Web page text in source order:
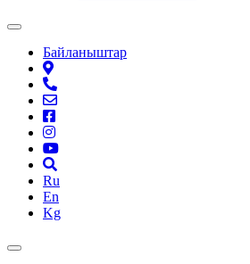
Байланыштар
Ru
En
Kg